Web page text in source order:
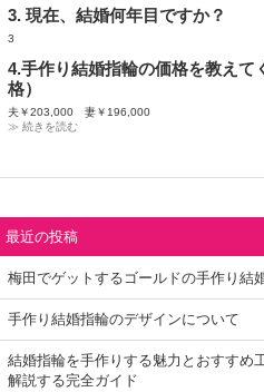
3. 現在、結婚何年目ですか？
3
4.手作り結婚指輪の価格を教えて
格）
夫￥203,000 妻￥196,000
≫ 続きを読む
最近の投稿
梅田でゲットするゴールドの手作り結
手作り結婚指輪のデザインについて
結婚指輪を手作りする魅力とおすすめ
解説する完全ガイド